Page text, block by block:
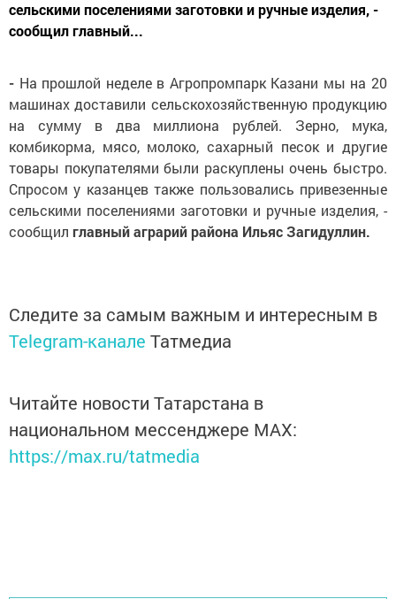
сельскими поселениями заготовки и ручные изделия, -
сообщил главный...
- На прошлой неделе в Агропромпарк Казани мы на 20
машинах доставили сельскохозяйственную продукцию
на сумму в два миллиона рублей. Зерно, мука,
комбикорма, мясо, молоко, сахарный песок и другие
товары покупателями были раскуплены очень быстро.
Спросом у казанцев также пользовались привезенные
сельскими поселениями заготовки и ручные изделия, -
сообщил главный аграрий района Ильяс Загидуллин.
Следите за самым важным и интересным в
Telegram-канале Татмедиа
Читайте новости Татарстана в
национальном мессенджере MАХ:
https://max.ru/tatmedia